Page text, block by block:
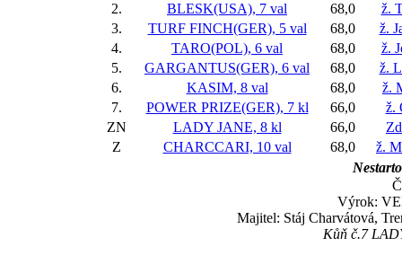
2.
BLESK(USA), 7 val 68,0
ž.
3.
TURF FINCH(GER), 5 val 68,0
ž.
4.
TARO(POL), 6 val 68,0
ž.
5.
GARGANTUS(GER), 6 val 68,0
ž.
6.
KASIM, 8 val 68,0
ž.
7.
POWER PRIZE(GER), 7 kl 66,0
ž.
ZN
LADY JANE, 8 kl 66,0
Z
CHARCCARI, 10 val 68,0
ž.
Výrok:
Majitel: Stáj Charvátová,
Kůň č.7